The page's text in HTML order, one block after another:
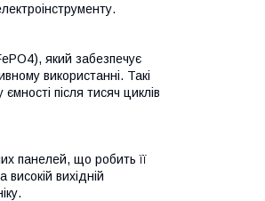
який забезпечує
використанні. Такі
після тисяч циклів
панелей, що робить її
вихідній